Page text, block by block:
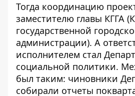
Тогда координацию
заместителю главы КГГА
государственной
администрации). А
исполнителем стал
социальной политики.
был таким: чиновники
собирали отчеты